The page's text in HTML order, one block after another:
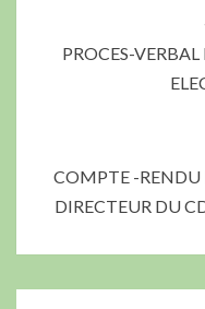
PROCES-VERBAL
COMPTE -RENDU
DIRECTEUR DU